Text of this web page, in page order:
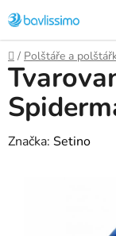
na
obsah
Domů
/ Polštáře a
Značka: Setino